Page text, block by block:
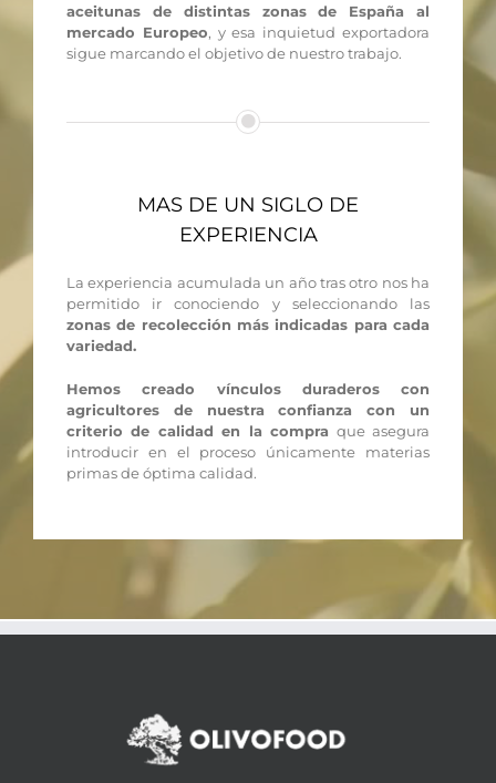
aceitunas de distintas zonas de España al
mercado Europeo, y esa inquietud exportadora
sigue marcando el objetivo de nuestro trabajo.
MAS DE UN SIGLO DE
EXPERIENCIA
La experiencia acumulada un año tras otro nos ha
permitido ir conociendo y seleccionando las
zonas de recolección más indicadas para cada
variedad.
Hemos creado vínculos duraderos con
agricultores de nuestra confianza con un
criterio de calidad en la compra que asegura
introducir en el proceso únicamente materias
primas de óptima calidad.